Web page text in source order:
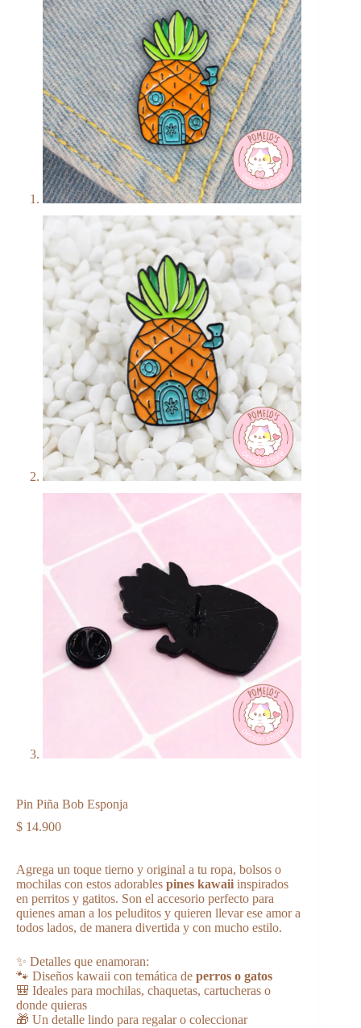
Pin Piña Bob Esponja
$ 14.900
Agrega un toque tierno y original a tu ropa, bolsos o
mochilas con estos adorables pines kawaii inspirados
en perritos y gatitos. Son el accesorio perfecto para
quienes aman a los peluditos y quieren llevar ese amor a
todos lados, de manera divertida y con mucho estilo.
✨ Detalles que enamoran:
🐾 Diseños kawaii con temática de perros o gatos
🎒 Ideales para mochilas, chaquetas, cartucheras o
donde quieras
🎁 Un detalle lindo para regalar o coleccionar